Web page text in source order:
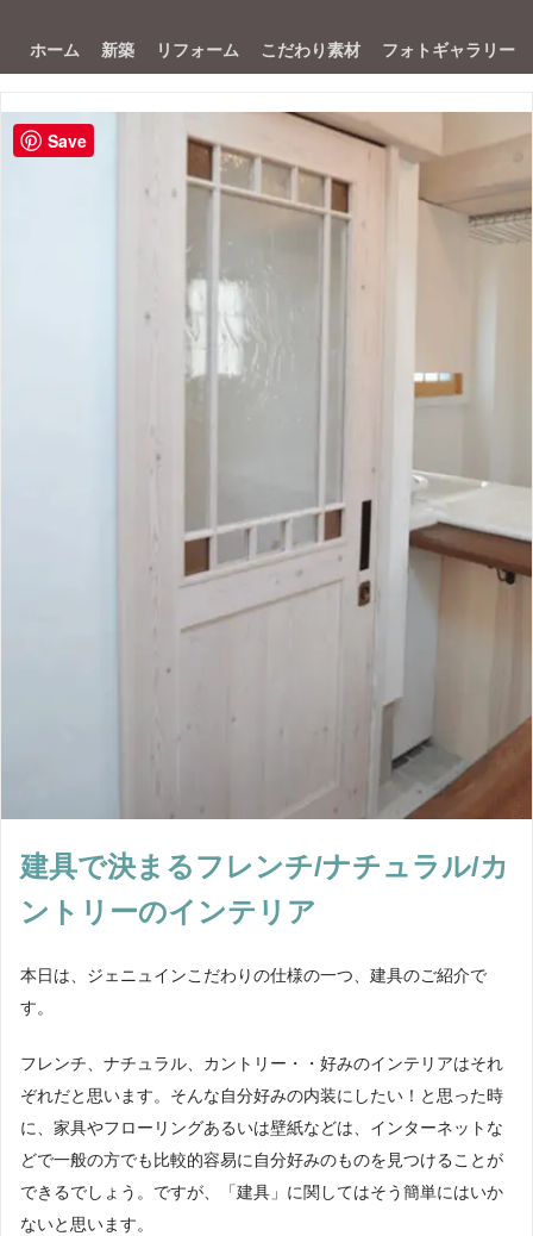
ホーム 新築 リフォーム こだわり素材 フォトギャラリー
建具で決まるフレンチ/ナチュラル/カ
ントリーのインテリア
本日は、ジェニュインこだわりの仕様の一つ、建具のご紹介で
す。
フレンチ、ナチュラル、カントリー・・好みのインテリアはそれ
ぞれだと思います。そんな自分好みの内装にしたい！と思った時
に、家具やフローリングあるいは壁紙などは、インターネットな
どで一般の方でも比較的容易に自分好みのものを見つけることが
できるでしょう。ですが、「建具」に関してはそう簡単にはいか
ないと思います。
Save